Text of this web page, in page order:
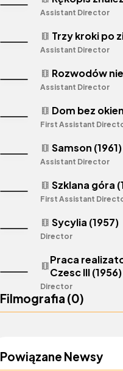
Filmografia (0)
theaters Samson (1961)
Assistant Director
theaters Rozwodów
Assistant Director
theaters Dom bez
First Assistant
theaters Trzy kroki po
Assistant Director
Assistant Director
theaters Szklana góra
First Assistant
theaters Sycylia (1957)
Director
theatersPraca
Czesc III (1956)
Director
Powiązane Newsy